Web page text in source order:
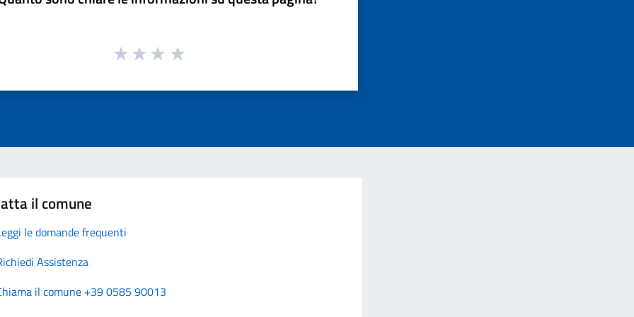
il comune
le domande frequenti
Assistenza
il comune +39 0585 90013